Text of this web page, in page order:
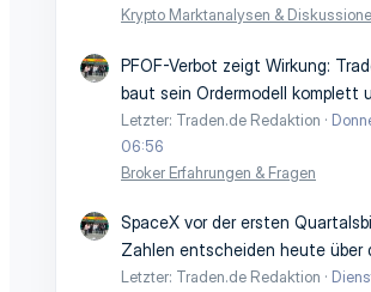
Krypto Marktanalysen &
PFOF-Verbot zeigt Wirkung:
baut sein Ordermodell komplett
Letzter: Traden.de Redaktion
06:56
Broker Erfahrungen & Fragen
SpaceX vor der ersten
Zahlen entscheiden heute über
Letzter: Traden.de Redaktion